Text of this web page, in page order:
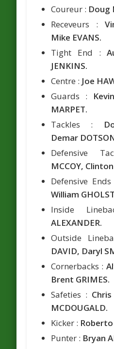
Coureur : Doug
Receveurs :
Mike EVANS.
Tight End :
JENKINS.
Centre : Joe
Guards :
MARPET.
Tackles :
Demar
Defensive
MCCOY,
Defensive Ends
William
Inside
ALEXANDER.
Outside
DAVID, Daryl
Cornerbacks :
Brent GRIMES.
Safeties :
MCDOUGALD.
Kicker : Roberto
Punter : Bryan